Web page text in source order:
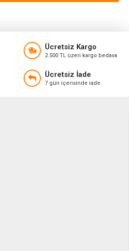
Ücretsiz Kargo
2.500 TL üzeri kargo bedava
Ücretsiz İade
7 gün içerisinde iade